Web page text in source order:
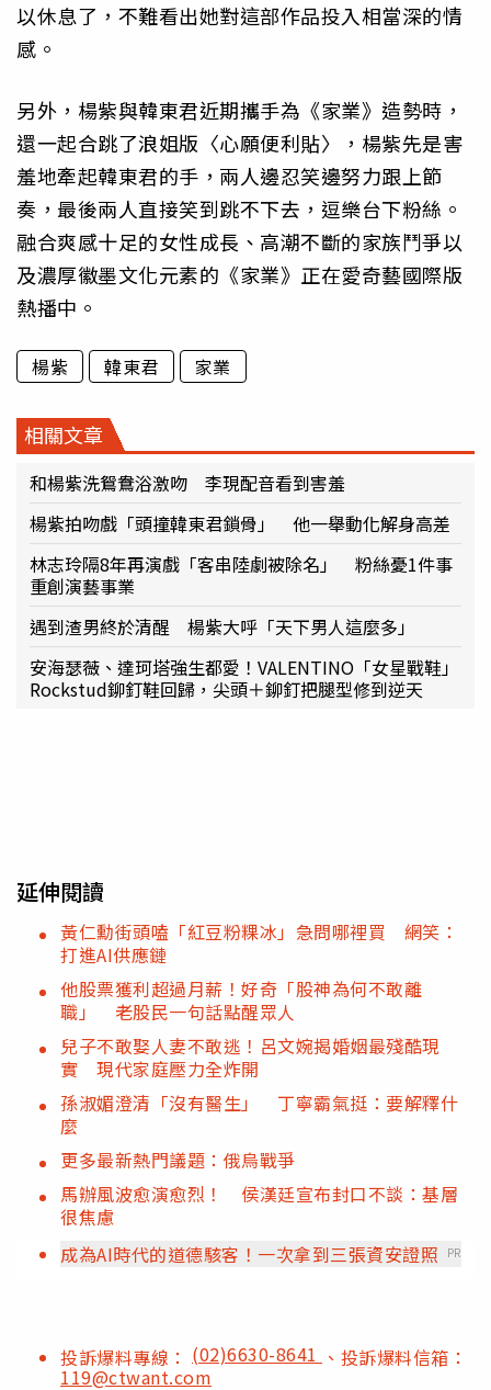
以休息了，不難看出她對這部作品投入相當深的情
感。
另外，楊紫與韓東君近期攜手為《家業》造勢時，
還一起合跳了浪姐版〈心願便利貼〉，楊紫先是害
羞地牽起韓東君的手，兩人邊忍笑邊努力跟上節
奏，最後兩人直接笑到跳不下去，逗樂台下粉絲。
融合爽感十足的女性成長、高潮不斷的家族鬥爭以
及濃厚徽墨文化元素的《家業》正在愛奇藝國際版
熱播中。
楊紫 韓東君 家業
相關文章
和楊紫洗鴛鴦浴激吻 李現配音看到害羞
楊紫拍吻戲「頭撞韓東君鎖骨」 他一舉動化解身高差
林志玲隔8年再演戲「客串陸劇被除名」 粉絲憂1件事
重創演藝事業
遇到渣男終於清醒 楊紫大呼「天下男人這麼多」
安海瑟薇、達珂塔強生都愛！VALENTINO「女星戰鞋」
Rockstud鉚釘鞋回歸，尖頭＋鉚釘把腿型修到逆天
延伸閱讀
黃仁勳街頭嗑「紅豆粉粿冰」急問哪裡買 網笑：
打進AI供應鏈
他股票獲利超過月薪！好奇「股神為何不敢離
職」 老股民一句話點醒眾人
兒子不敢娶人妻不敢逃！呂文婉揭婚姻最殘酷現
實 現代家庭壓力全炸開
孫淑媚澄清「沒有醫生」 丁寧霸氣挺：要解釋什
麼
更多最新熱門議題：俄烏戰爭
馬辦風波愈演愈烈！ 侯漢廷宣布封口不談：基層
很焦慮
成為AI時代的道德駭客！一次拿到三張資安證照
PR
投訴爆料專線： (02)6630-8641 、投訴爆料信箱：
119@ctwant.com